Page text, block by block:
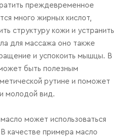
преждевременное
много жирных кислот,
структуру кожи и устранить
для массажа оно также
и успокоить мышцы. В
быть полезным
рутине и поможет
молодой вид.
может использоваться
качестве примера масло